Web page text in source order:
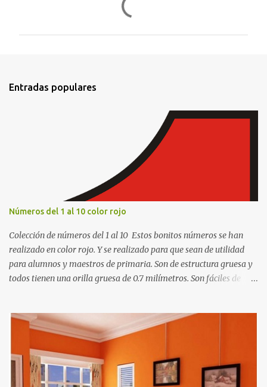
t
Entradas populares
Números del 1 al 10 color rojo
Colección de números del 1 al 10 Estos bonitos números se han
realizado en color rojo. Y se realizado para que sean de utilidad
para alumnos y maestros de primaria. Son de estructura gruesa y
todos tienen una orilla gruesa de 0.7 milímetros. Son fáciles de
matemáticos, para decorar los cumpleaños de los niños, entre
otras cosas.